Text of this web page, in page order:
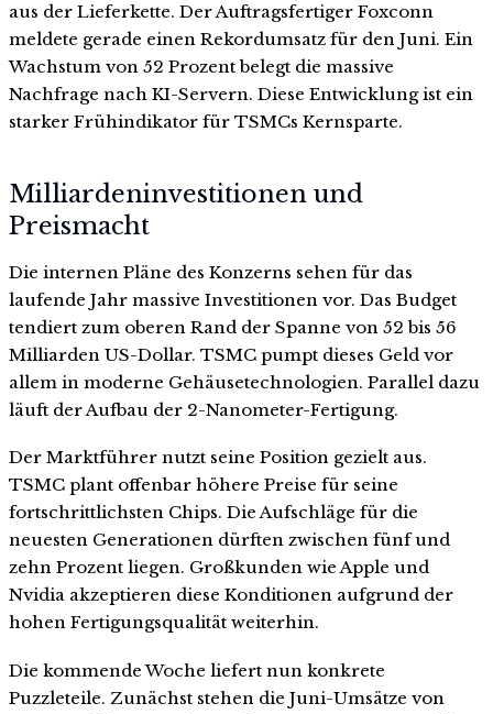
aus der Lieferkette. Der Auftragsfertiger Foxconn
meldete gerade einen Rekordumsatz für den Juni. Ein
Wachstum von 52 Prozent belegt die massive
Nachfrage nach KI-Servern. Diese Entwicklung ist ein
starker Frühindikator für TSMCs Kernsparte.
Milliardeninvestitionen und
Preismacht
Die internen Pläne des Konzerns sehen für das
laufende Jahr massive Investitionen vor. Das Budget
tendiert zum oberen Rand der Spanne von 52 bis 56
Milliarden US-Dollar. TSMC pumpt dieses Geld vor
allem in moderne Gehäusetechnologien. Parallel dazu
läuft der Aufbau der 2-Nanometer-Fertigung.
Der Marktführer nutzt seine Position gezielt aus.
TSMC plant offenbar höhere Preise für seine
fortschrittlichsten Chips. Die Aufschläge für die
neuesten Generationen dürften zwischen fünf und
zehn Prozent liegen. Großkunden wie Apple und
Nvidia akzeptieren diese Konditionen aufgrund der
hohen Fertigungsqualität weiterhin.
Die kommende Woche liefert nun konkrete
Puzzleteile. Zunächst stehen die Juni-Umsätze von